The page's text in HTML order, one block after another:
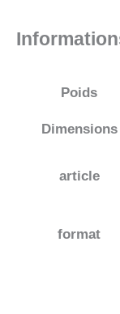
Poids
Dimensions
article
format